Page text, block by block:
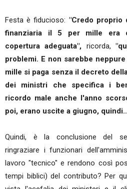
Festa è fiducioso: "Credo proprio
finanziaria il 5 per mille era
copertura adeguata", ricorda,
problemi. E non sarebbe
mille si paga senza il decreto
dei ministri che specifica i
ricordo male anche l'anno
poi, erano uscite a giugno,
Quindi, è la conclusione del
ringraziare i funzionari
lavoro "tecnico" e rendono così
tempi biblici) del contributo? Per